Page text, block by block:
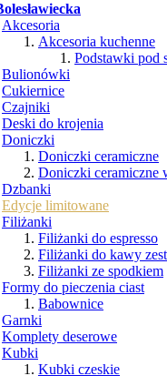
Akcesoria
Akcesoria kuchenne
Podstawki pod
Bulionówki
Cukiernice
Czajniki
Deski do krojenia
Doniczki
Doniczki ceramiczne
Doniczki ceramiczne
Dzbanki
Edycje limitowane
Filiżanki
Filiżanki do espresso
Filiżanki do kawy
Filiżanki ze spodkiem
Formy do pieczenia ciast
Babownice
Garnki
Komplety deserowe
Kubki
Kubki czeskie